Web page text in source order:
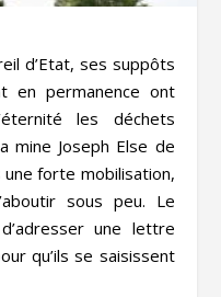
d’Etat, ses suppôts
en permanence ont
les déchets
mine Joseph Else de
une forte mobilisation,
sous peu. Le
une lettre
qu’ils se saisissent